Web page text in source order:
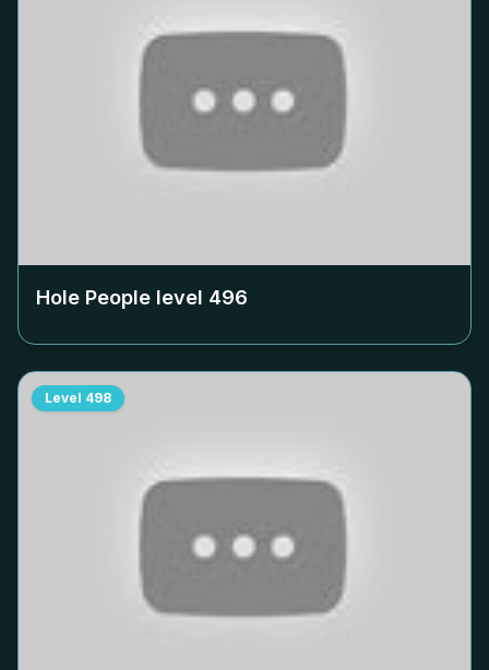
Hole People level 496
Level 498